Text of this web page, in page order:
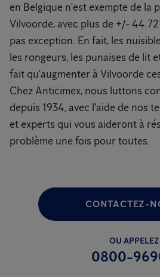
en Belgique n'est exempte de la
Vilvoorde, avec plus de +/-
pas exception. En fait, les
les rongeurs, les punaises de lit
fait qu'augmenter à Vilvoorde
Chez Anticimex, nous luttons
depuis 1934, avec l'aide de nos
et experts qui vous aideront à
problème une fois pour toutes.
CONTACTEZ-
OU APPELEZ
0800-